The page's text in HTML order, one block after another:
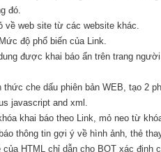
đó.
về web site từ các website khác.
Mức độ phổ biến của Link.
được khai báo ẩn trên trang
thức che dấu phiên bản WEB, tạo 2
javascript and xml.
khai báo theo Link, mỏ neo từ
thông tin gợi ý về hình ảnh, thẻ
của HTML chỉ dẫn cho BOT xác định